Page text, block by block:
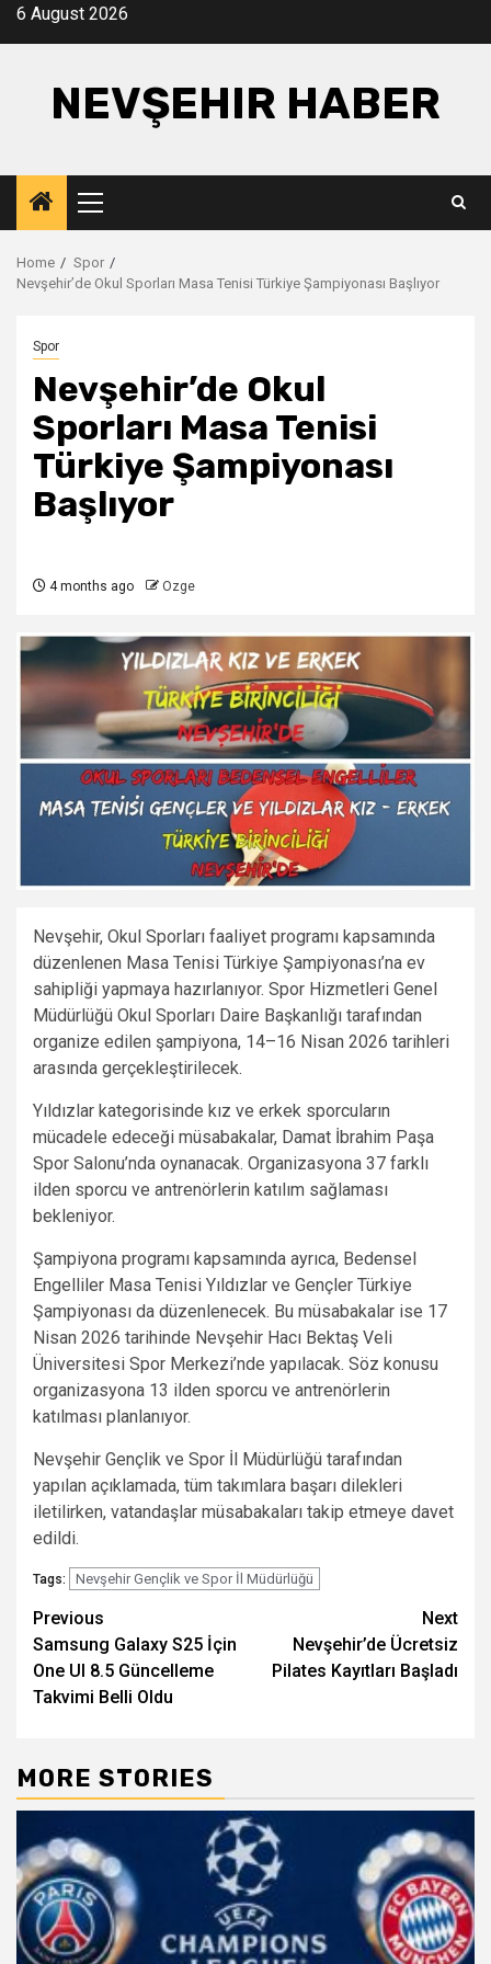
Skip6 August 2026
NEVŞEHIR HABER
Primary
Menu
Home
Spor
Nevşehir’de Okul Sporları Masa Tenisi Türkiye Şampiyonası Başlıyor
Spor
Nevşehir’de Okul
Sporları Masa Tenisi
Türkiye Şampiyonası
Başlıyor
4 months ago Ozge
Nevşehir, Okul Sporları faaliyet programı kapsamında
düzenlenen Masa Tenisi Türkiye Şampiyonası’na ev
sahipliği yapmaya hazırlanıyor. Spor Hizmetleri Genel
Müdürlüğü Okul Sporları Daire Başkanlığı tarafından
organize edilen şampiyona, 14–16 Nisan 2026 tarihleri
arasında gerçekleştirilecek.
Yıldızlar kategorisinde kız ve erkek sporcuların
mücadele edeceği müsabakalar, Damat İbrahim Paşa
Spor Salonu’nda oynanacak. Organizasyona 37 farklı
ilden sporcu ve antrenörlerin katılım sağlaması
bekleniyor.
Şampiyona programı kapsamında ayrıca, Bedensel
Engelliler Masa Tenisi Yıldızlar ve Gençler Türkiye
Şampiyonası da düzenlenecek. Bu müsabakalar ise 17
Nisan 2026 tarihinde Nevşehir Hacı Bektaş Veli
Üniversitesi Spor Merkezi’nde yapılacak. Söz konusu
organizasyona 13 ilden sporcu ve antrenörlerin
katılması planlanıyor.
Nevşehir Gençlik ve Spor İl Müdürlüğü tarafından
yapılan açıklamada, tüm takımlara başarı dilekleri
iletilirken, vatandaşlar müsabakaları takip etmeye davet
edildi.
Tags: Nevşehir Gençlik ve Spor İl Müdürlüğü
Post
navigation
Previous
Samsung Galaxy S25 İçin
One UI 8.5 Güncelleme
Takvimi Belli Oldu
Next
Nevşehir’de Ücretsiz
Pilates Kayıtları Başladı
MORE STORIES